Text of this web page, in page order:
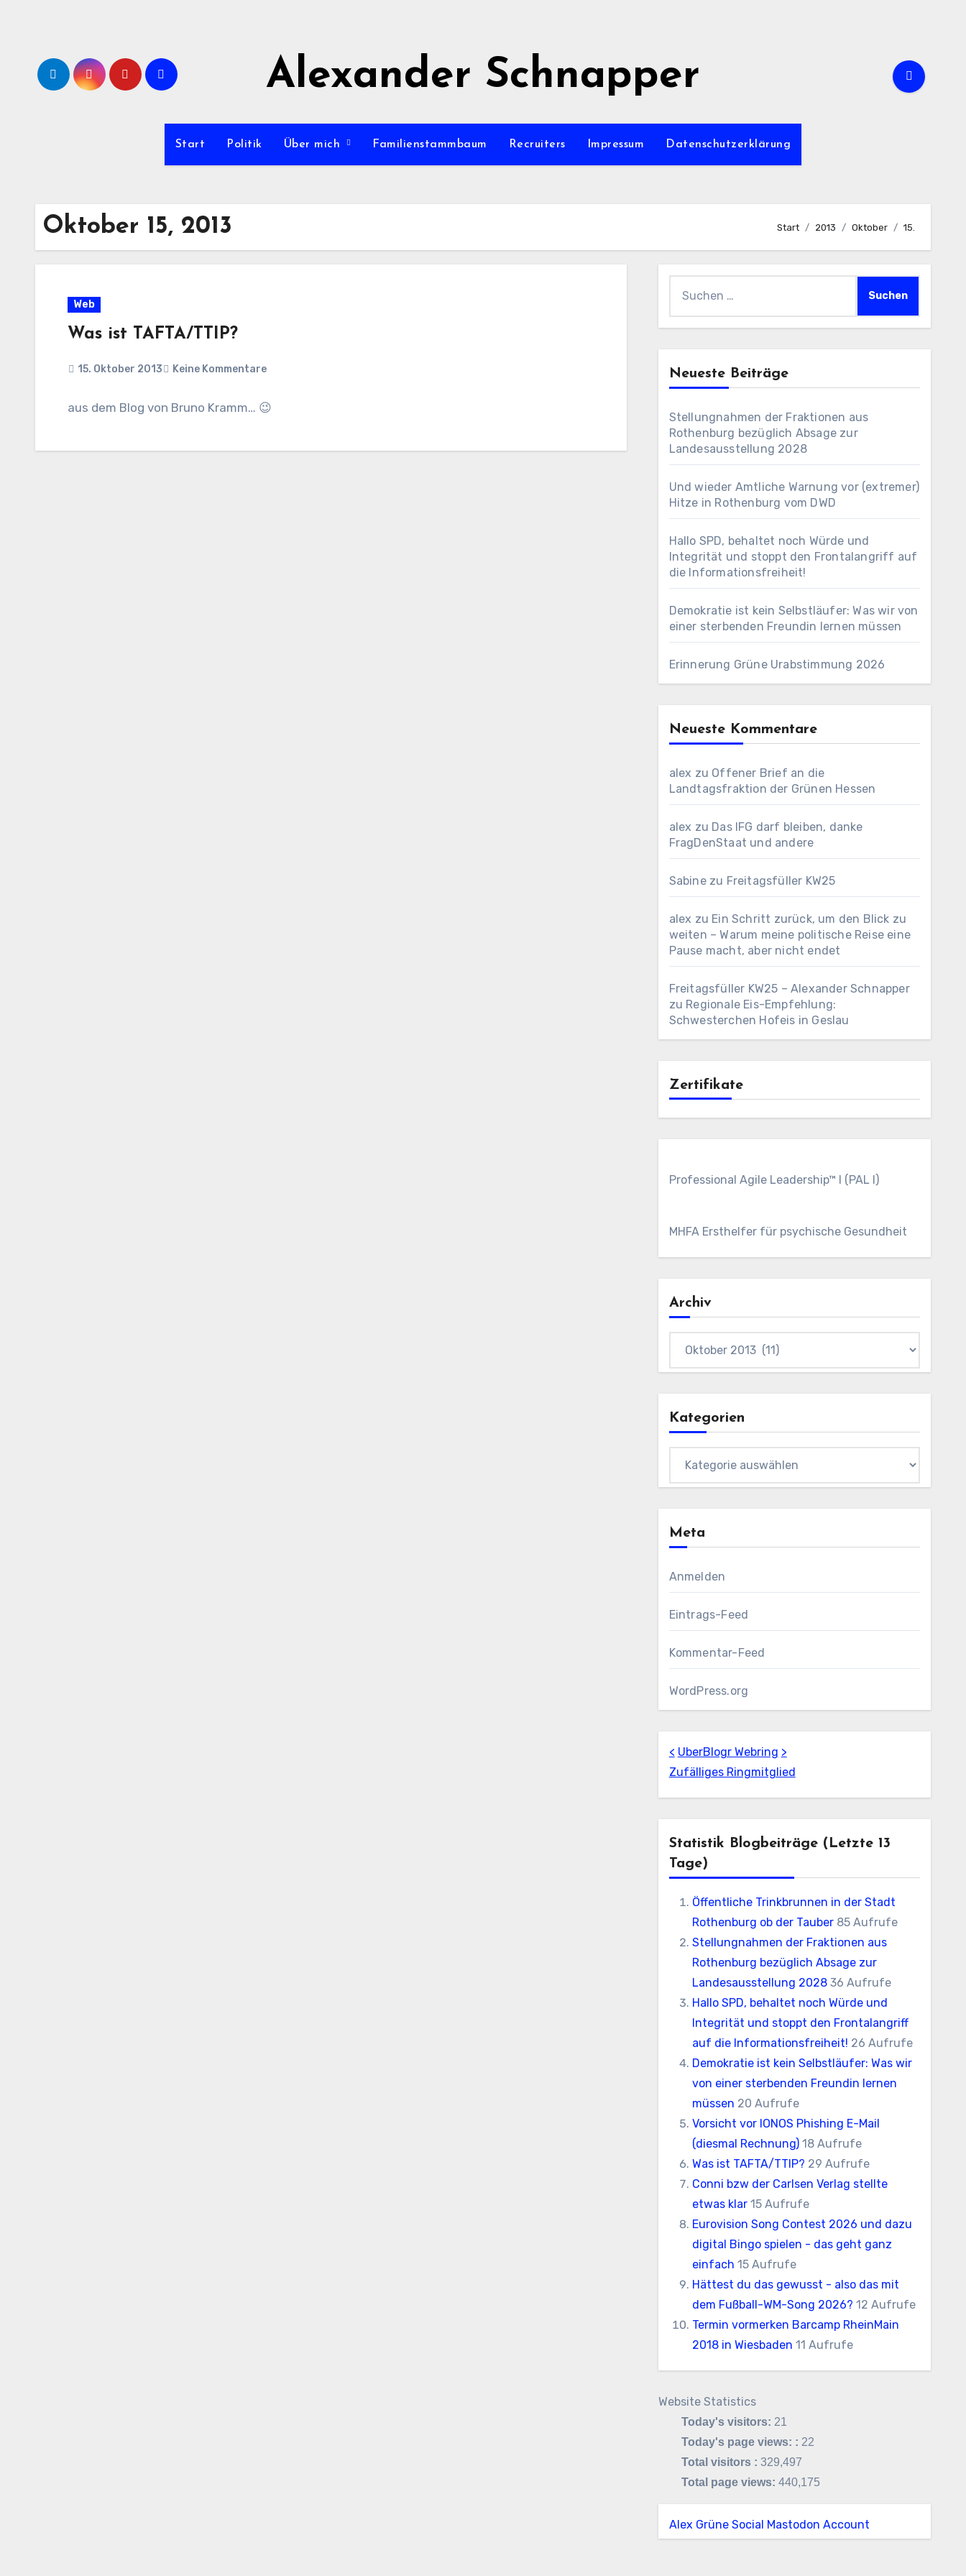
Alexander Schnapper
Start Politik Über mich Familienstammbaum Recruiters Impressum Datenschutzerklärung
Oktober 15, 2013 Start 2013 Oktober 15.
Web
Was ist TAFTA/TTIP?
15. Oktober 2013 Keine Kommentare
aus dem Blog von Bruno Kramm… 😉
nach:
Neueste Beiträge
Stellungnahmen der Fraktionen aus
Rothenburg bezüglich Absage zur
Landesausstellung 2028
Und wieder Amtliche Warnung vor (extremer)
Hitze in Rothenburg vom DWD
Hallo SPD, behaltet noch Würde und
Integrität und stoppt den Frontalangriff auf
die Informationsfreiheit!
Demokratie ist kein Selbstläufer: Was wir von
einer sterbenden Freundin lernen müssen
Erinnerung Grüne Urabstimmung 2026
Neueste Kommentare
alex zu Offener Brief an die
Landtagsfraktion der Grünen Hessen
alex zu Das IFG darf bleiben, danke
FragDenStaat und andere
Sabinezu Freitagsfüller KW25
alex zu Ein Schritt zurück, um den Blick zu
weiten – Warum meine politische Reise eine
Pause macht, aber nicht endet
Freitagsfüller KW25 – Alexander Schnapper
zu Regionale Eis-Empfehlung:
Schwesterchen Hofeis in Geslau
Zertifikate
Professional Agile Leadership™ I (PAL I)
MHFA Ersthelfer für psychische Gesundheit
Archiv
Kategorien
Meta
Anmelden
Eintrags-Feed
Kommentar-Feed
WordPress.org
< UberBlogr Webring >
Zufälliges Ringmitglied
Statistik Blogbeiträge (letzte 13
Tage)
Öffentliche Trinkbrunnen in der Stadt
Rothenburg ob der Tauber 85 Aufrufe
Stellungnahmen der Fraktionen aus
Rothenburg bezüglich Absage zur
Landesausstellung 2028 36 Aufrufe
Hallo SPD, behaltet noch Würde und
Integrität und stoppt den Frontalangriff
auf die Informationsfreiheit! 26 Aufrufe
Demokratie ist kein Selbstläufer: Was wir
von einer sterbenden Freundin lernen
müssen 20 Aufrufe
Vorsicht vor IONOS Phishing E-Mail
(diesmal Rechnung) 18 Aufrufe
Was ist TAFTA/TTIP? 29 Aufrufe
Conni bzw der Carlsen Verlag stellte
etwas klar 15 Aufrufe
Eurovision Song Contest 2026 und dazu
digital Bingo spielen - das geht ganz
einfach 15 Aufrufe
Hättest du das gewusst - also das mit
dem Fußball-WM-Song 2026? 12 Aufrufe
Termin vormerken Barcamp RheinMain
2018 in Wiesbaden 11 Aufrufe
Website Statistics
Today's visitors: 21
Today's page views: : 22
Total visitors : 329,497
Total page views: 440,175
Alex Grüne Social Mastodon Account